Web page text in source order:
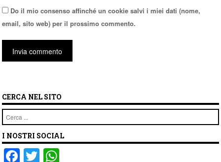
Do il mio consenso affinché un cookie salvi i miei dati (nome,
email, sito web) per il prossimo commento.
CERCA NEL SITO
Cerca
I NOSTRI SOCIAL
F T